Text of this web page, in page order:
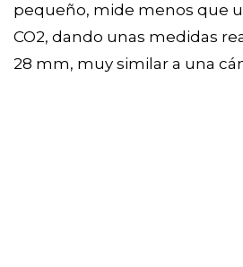
pequeño, mide menos que
CO2, dando unas medidas
28 mm, muy similar a una